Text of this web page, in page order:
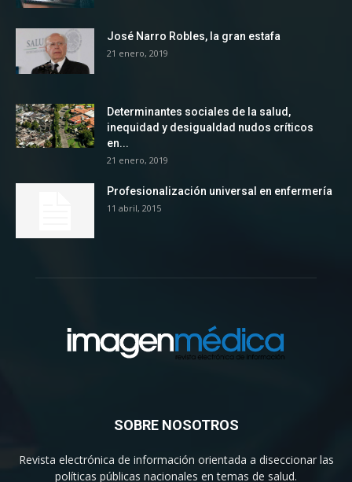
José Narro Robles, la gran estafa
21 enero, 2019
Determinantes sociales de la salud,
inequidad y desigualdad nudos críticos
en...
21 enero, 2019
Profesionalización universal en enfermería
11 abril, 2015
SOBRE NOSOTROS
Revista electrónica de información orientada a diseccionar las
políticas públicas nacionales en temas de salud.